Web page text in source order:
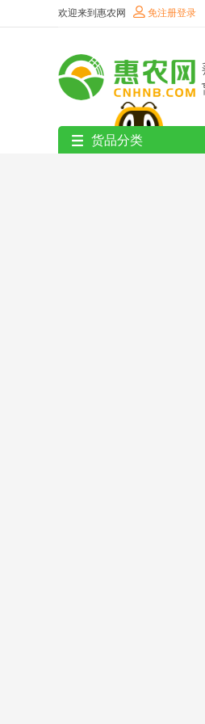
欢迎来到惠农网 免注册登录
货品分类